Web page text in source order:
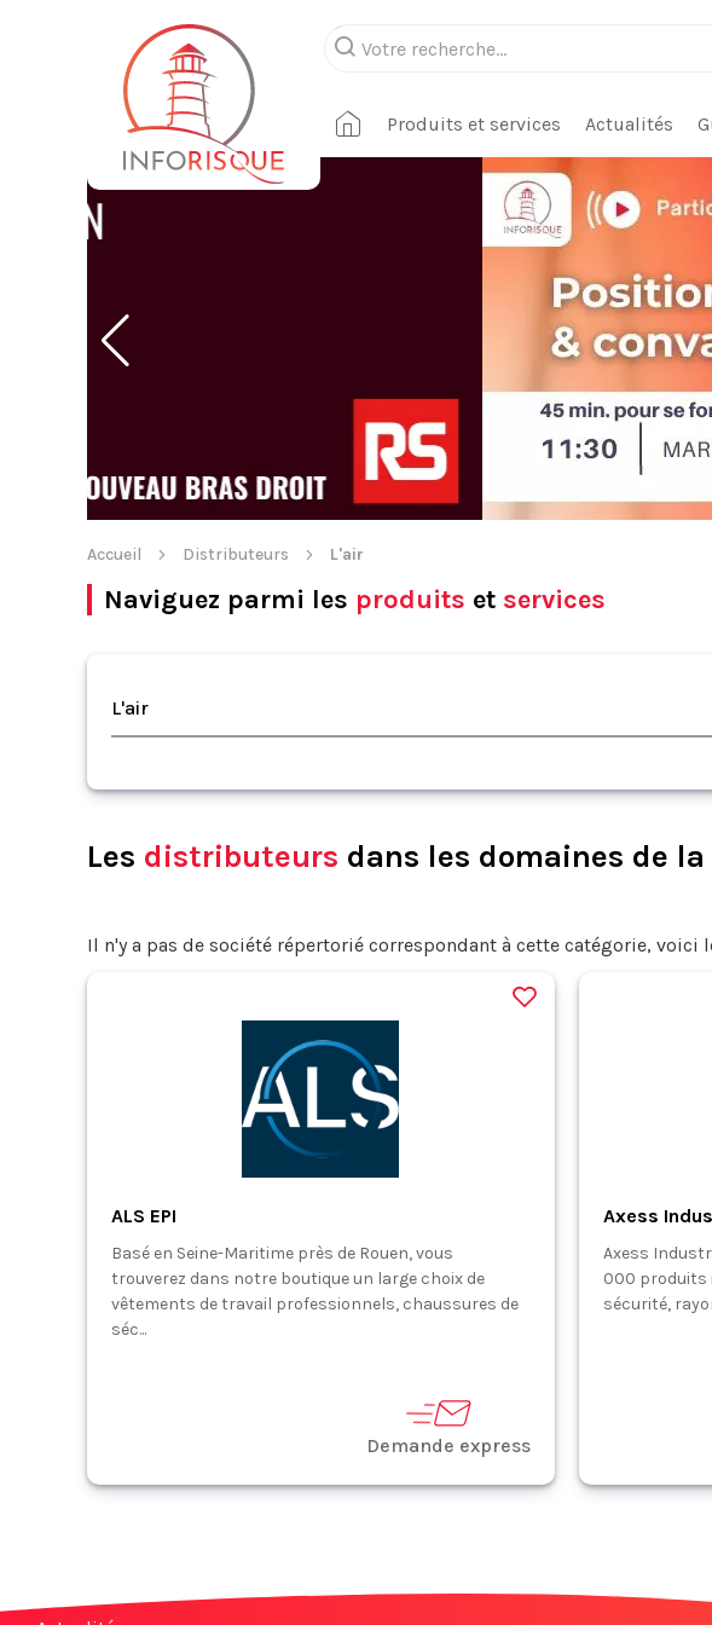
Produits et services Actualités
Accueil Distributeurs L'air
Naviguez parmi les produits et services
L'air
Les distributeurs dans les domaines de
Il n'y a pas de société répertorié correspondant à cette catégorie,
ALS EPI
Basé en Seine-Maritime près de Rouen, vous
trouverez dans notre boutique un large choix de
vêtements de travail professionnels, chaussures de
séc...
Demande express
Axess
Axess
000 produits
sécurité,